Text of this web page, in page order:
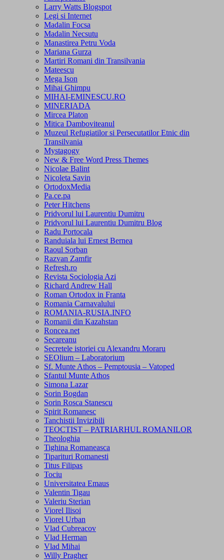
Larry Watts Blogspot
Legi si Internet
Madalin Focsa
Madalin Necsutu
Manastirea Petru Voda
Mariana Gurza
Martiri Romani din Transilvania
Mateescu
Mega Ison
Mihai Ghimpu
MIHAI-EMINESCU.RO
MINERIADA
Mircea Platon
Mitica Damboviteanul
Muzeul Refugiatilor si Persecutatilor Etnic din
Transilvania
Mystagogy
New & Free Word Press Themes
Nicolae Balint
Nicoleta Savin
OrtodoxMedia
Pa.ce.pa
Peter Hitchens
Pridvorul lui Laurentiu Dumitru
Pridvorul lui Laurentiu Dumitru Blog
Radu Portocala
Randuiala lui Ernest Bernea
Raoul Sorban
Razvan Zamfir
Refresh.ro
Revista Sociologia Azi
Richard Andrew Hall
Roman Ortodox in Franta
Romania Carnavalului
ROMANIA-RUSIA.INFO
Romanii din Kazahstan
Roncea.net
Secareanu
Secretele istoriei cu Alexandru Moraru
SEOlium – Laboratorium
Sf. Munte Athos – Pemptousia – Vatoped
Sfantul Munte Athos
Simona Lazar
Sorin Bogdan
Sorin Rosca Stanescu
Spirit Romanesc
Tanchistii Invizibili
TEOCTIST – PATRIARHUL ROMANILOR
Theologhia
Tighina Romaneasca
Tiparituri Romanesti
Titus Filipas
Tociu
Universitatea Emaus
Valentin Tigau
Valeriu Sterian
Viorel Ilisoi
Viorel Urban
Vlad Cubreacov
Vlad Herman
Vlad Mihai
Willy Pragher